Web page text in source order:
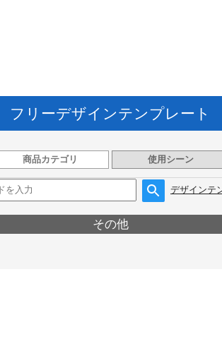
フリーデザインテンプレート
商品カテゴリ 使用シーン
デザインテ
その他